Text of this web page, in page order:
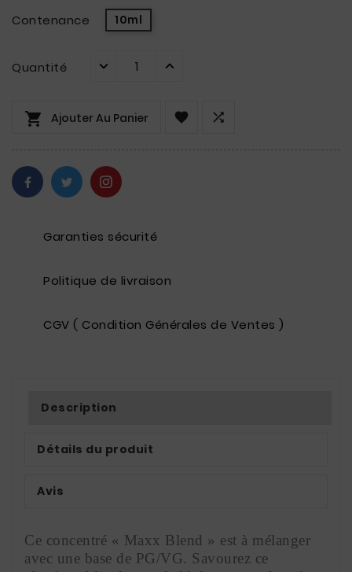
Contenance 10ml
Quantité
 Ajouter Au Panier  
Garanties sécurité
Politique de livraison
CGV ( Condition Générales de Ventes )
Description
Détails du produit
Avis
Ce concentré « Maxx Blend » est à mélanger
avec une base de PG/VG. Savourez ce